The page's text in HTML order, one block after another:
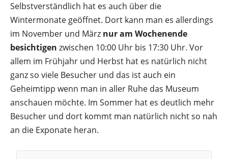
Selbstverständlich hat es auch über die
Wintermonate geöffnet. Dort kann man es allerdings
im November und März nur am Wochenende
besichtigen zwischen 10:00 Uhr bis 17:30 Uhr. Vor
allem im Frühjahr und Herbst hat es natürlich nicht
ganz so viele Besucher und das ist auch ein
Geheimtipp wenn man in aller Ruhe das Museum
anschauen möchte. Im Sommer hat es deutlich mehr
Besucher und dort kommt man natürlich nicht so nah
an die Exponate heran.